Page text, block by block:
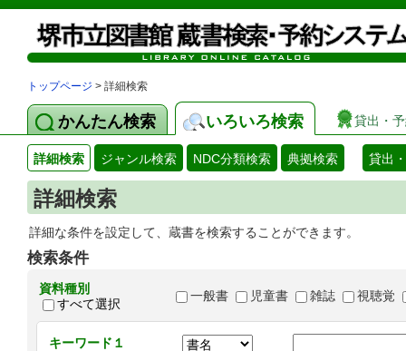
トップページ > 詳細検索
かんたん検索 いろいろ検索 貸出・
詳細検索 ジャンル検索 NDC分類検索 典拠検索 貸出
詳細検索
詳細な条件を設定して、蔵書を検索することができます。
検索条件
資料種別
すべて選択
一般書 児童書 雑誌 視聴覚
キーワード１